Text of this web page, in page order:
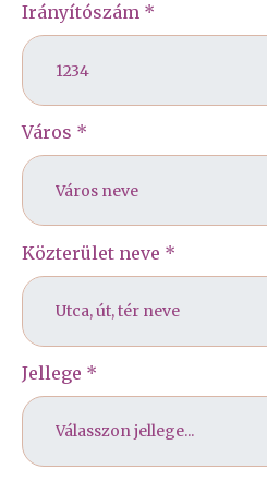
Irányítószám *
Város *
Közterület neve *
Jellege *